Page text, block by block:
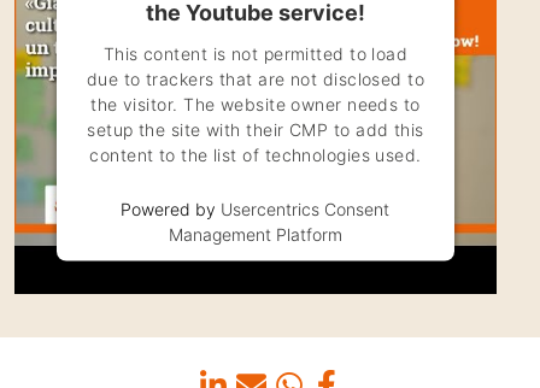
the Youtube service!
This content is not permitted to load
due to trackers that are not disclosed to
the visitor. The website owner needs to
setup the site with their CMP to add this
content to the list of technologies used.
Powered by Usercentrics Consent
Management Platform